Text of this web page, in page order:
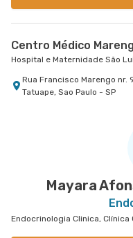
Centro Médico
Hospital e Maternidade São
Rua Francisco Marengo nr.
Tatuape, Sao Paulo - SP
Mayara